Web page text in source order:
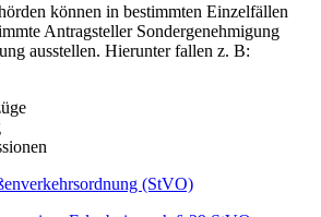
können in bestimmten Einzelfällen
Antragsteller Sondergenehmigung
ausstellen. Hierunter fallen z. B:
(StVO)